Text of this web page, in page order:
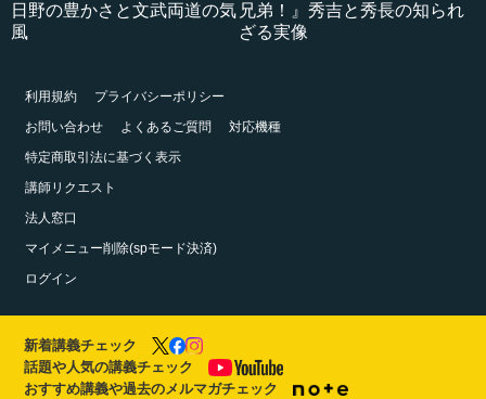
日野の豊かさと文武両道の気
風
兄弟！』秀吉と秀長の知られ
ざる実像
利用規約
プライバシーポリシー
お問い合わせ
よくあるご質問
対応機種
特定商取引法に基づく表示
講師リクエスト
法人窓口
マイメニュー削除(spモード決済)
ログイン
新着講義チェック
話題や人気の講義チェック
おすすめ講義や過去のメルマガチェック